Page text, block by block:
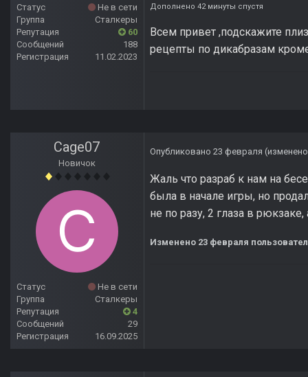
Статус
Не в сети
Группа
Сталкеры
Репутация
60
Сообщений
188
Регистрация
11.02.2023
Дополнено 42 минуты спустя
Всем привет ,подскажите
рецепты по дикабразам
Cage07
Новичок
Статус
Не в сети
Группа
Сталкеры
Репутация
4
Сообщений
29
Регистрация
16.09.2025
Опубликовано 23 февраля
Жаль что разраб к нам на
была в начале игры, но
не по разу, 2 глаза в рюкзаке,
Изменено 23 февраля